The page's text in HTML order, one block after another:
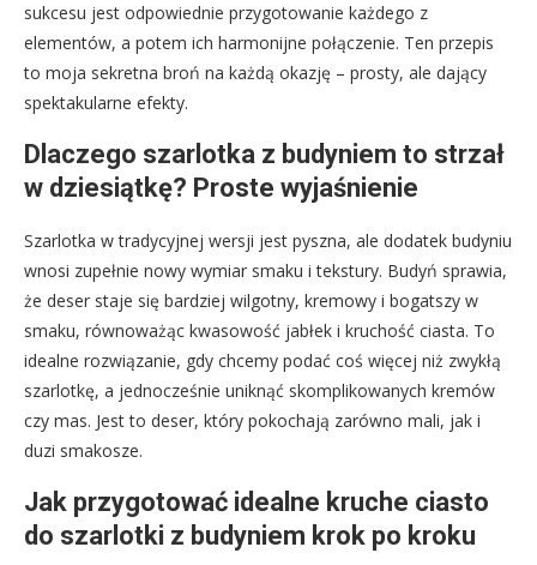
sukcesu jest odpowiednie przygotowanie każdego z
elementów, a potem ich harmonijne połączenie. Ten przepis
to moja sekretna broń na każdą okazję – prosty, ale dający
spektakularne efekty.
Dlaczego szarlotka z budyniem to strzał
w dziesiątkę? Proste wyjaśnienie
Szarlotka w tradycyjnej wersji jest pyszna, ale dodatek budyniu
wnosi zupełnie nowy wymiar smaku i tekstury. Budyń sprawia,
że deser staje się bardziej wilgotny, kremowy i bogatszy w
smaku, równoważąc kwasowość jabłek i kruchość ciasta. To
idealne rozwiązanie, gdy chcemy podać coś więcej niż zwykłą
szarlotkę, a jednocześnie uniknąć skomplikowanych kremów
czy mas. Jest to deser, który pokochają zarówno mali, jak i
duzi smakosze.
Jak przygotować idealne kruche ciasto
do szarlotki z budyniem krok po kroku